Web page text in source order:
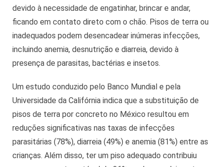
devido à necessidade de engatinhar, brincar e andar,
ficando em contato direto com o chão. Pisos de terra ou
inadequados podem desencadear inúmeras infecções,
incluindo anemia, desnutrição e diarreia, devido à
presença de parasitas, bactérias e insetos.
Um estudo conduzido pelo Banco Mundial e pela
Universidade da Califórnia indica que a substituição de
pisos de terra por concreto no México resultou em
reduções significativas nas taxas de infecções
parasitárias (78%), diarreia (49%) e anemia (81%) entre as
crianças. Além disso, ter um piso adequado contribuiu